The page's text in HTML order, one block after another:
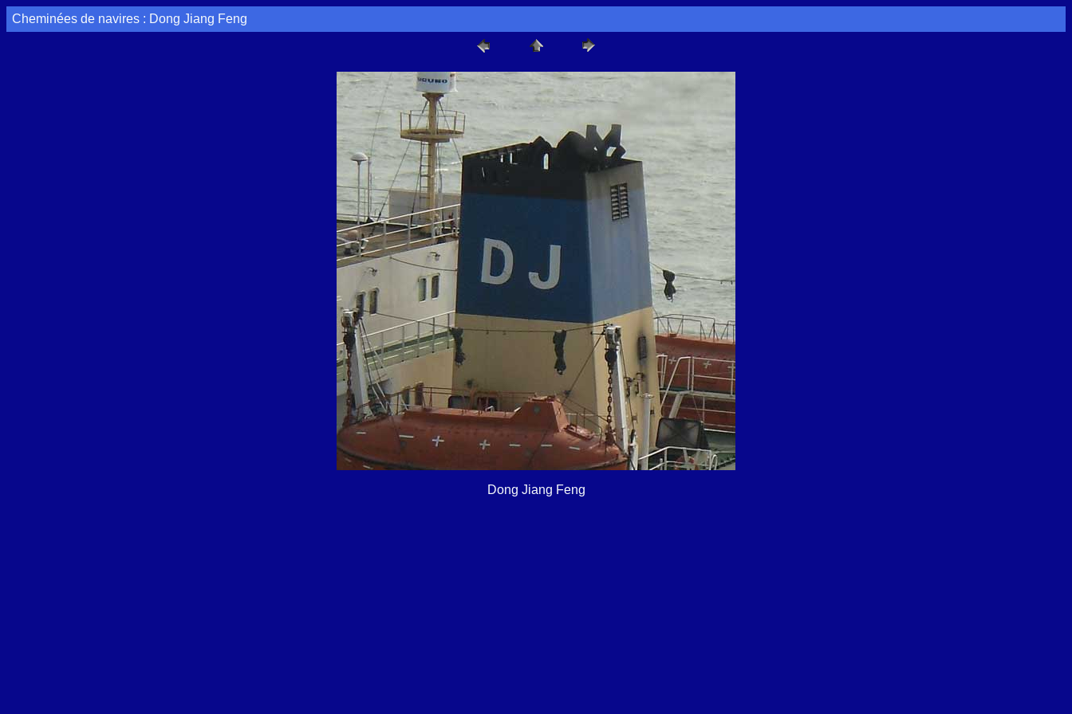
Cheminées de navires : Dong Jiang Feng
Dong Jiang Feng